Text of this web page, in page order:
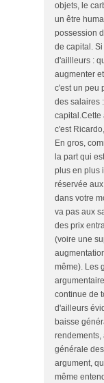
objets, le
un être
possession
de capital.
d'aillleurs :
augmenter
c'est un peu
des salaires
capital.Cette
c'est
En gros,
la part qui
plus en plus
réservée
dans votre
va pas aux
des prix
(voire une
même). Les
continue de
d'ailleurs
baisse
rendements,
générale
argument,
même